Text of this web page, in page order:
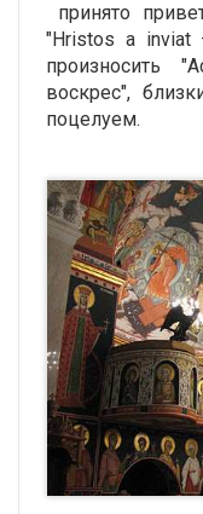
принято
"Hristos a inviat
произносить
воскрес",
поцелуем.